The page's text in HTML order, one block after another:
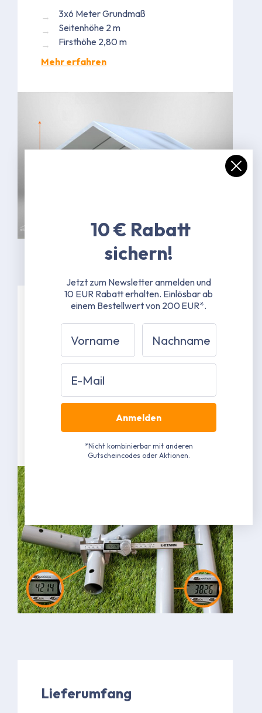
3x6 Meter Grundmaß
Seitenhöhe 2 m
Firsthöhe 2,80 m
Mehr erfahren
Bild kann in Ausführung abweichen
Spezifikationen
38 mm Stahlrohrgestänge mit 1,3 mm
Materialstärke
42 mm Stahlrohrverbinder mit 1,5 mm
Materialstärke
Grau pulverbeschichtet RAL 7040
(Näherungswert)
Mehr erfahren
Lieferumfang
10 € Rabatt
sichern!
Jetzt zum Newsletter anmelden und
10 EUR Rabatt erhalten. Einlösbar ab
einem Bestellwert von 200 EUR*.
Vorname Nachname
Email
Anmelden
*Nicht kombinierbar mit anderen
Gutscheincodes oder Aktionen.